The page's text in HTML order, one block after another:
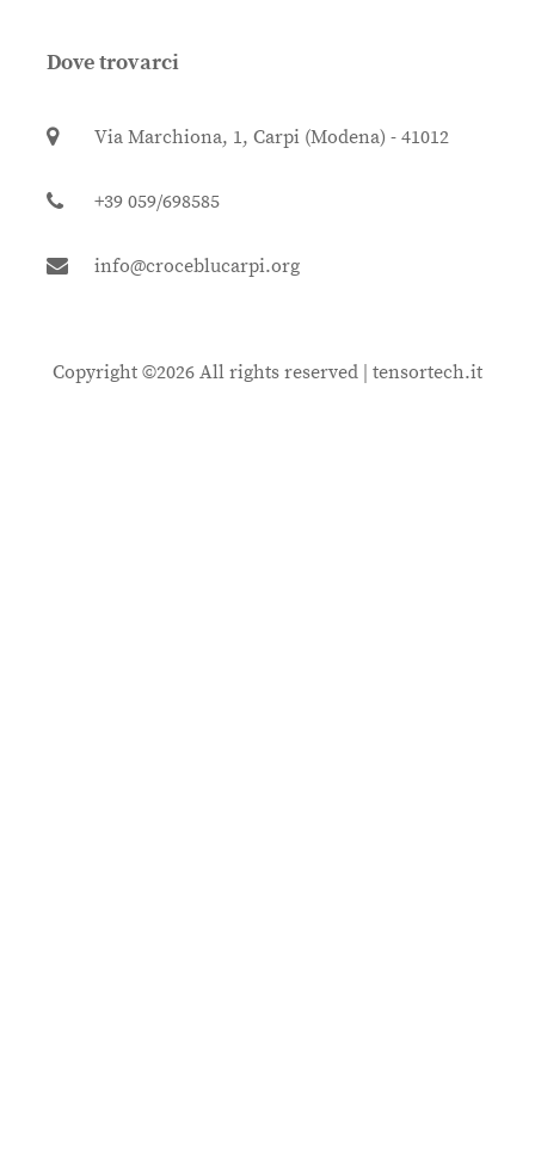
Dove trovarci
Via Marchiona, 1, Carpi (Modena) - 41012
+39 059/698585
info@croceblucarpi.org
Copyright ©2026 All rights reserved | tensortech.it